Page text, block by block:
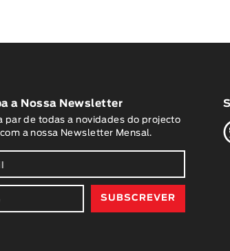
a Nossa Newsletter
par de todas a novidades do projecto
a nossa Newsletter Mensal.